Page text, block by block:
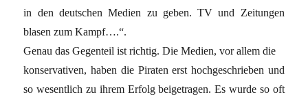
in den deutschen Medien zu geben. TV und Zeitungen
blasen zum Kampf….“.
Genau das Gegenteil ist richtig. Die Medien, vor allem die
konservativen, haben die Piraten erst hochgeschrieben und
so wesentlich zu ihrem Erfolg beigetragen. Es wurde so oft